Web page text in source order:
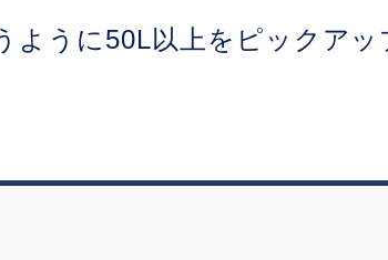
ように50L以上をピックアッ